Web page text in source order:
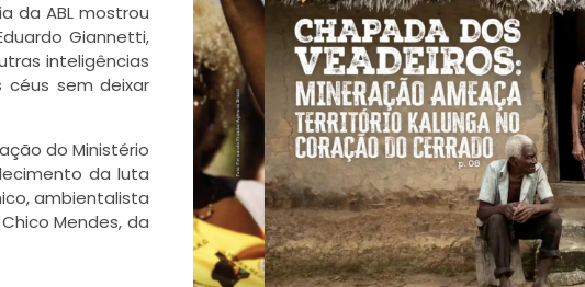
da ABL mostrou
Giannetti,
inteligências
céus sem deixar
do Ministério
da luta
ambientalista
Mendes, da